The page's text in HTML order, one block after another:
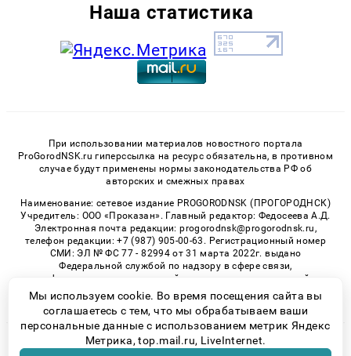
Наша статистика
При использовании материалов новостного портала
ProGorodNSK.ru гиперссылка на ресурс обязательна, в противном
случае будут применены нормы законодательства РФ об
авторских и смежных правах
Наименование: сетевое издание PROGORODNSK (ПРОГОРОДНСК)
Учредитель: ООО «Проказан». Главный редактор: Федосеева А.Д.
Электронная почта редакции: progorodnsk@progorodnsk.ru,
телефон редакции: +7 (987) 905-00-63. Регистрационный номер
СМИ: ЭЛ № ФС 77 - 82994 от 31 марта 2022г. выдано
Федеральной службой по надзору в сфере связи,
информационных технологий и массовых коммуникаций.
Возрастная категория сайта 16+.
© 2026 «progorodnsk» | Все права защищены
Мы используем cookie. Во время посещения сайта вы
соглашаетесь с тем, что мы обрабатываем ваши
персональные данные с использованием метрик Яндекс
Метрика, top.mail.ru, LiveInternet.